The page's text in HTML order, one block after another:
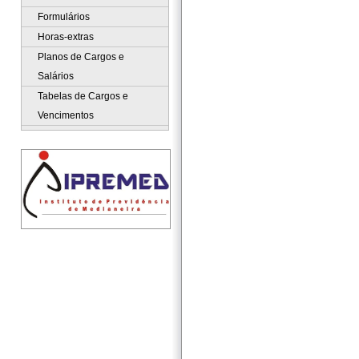
Formulários
Horas-extras
Planos de Cargos e
Salários
Tabelas de Cargos e
Vencimentos